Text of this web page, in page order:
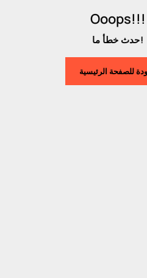
Ooops!!!
حدث خطأ ما!
للصفحة الرئيسية